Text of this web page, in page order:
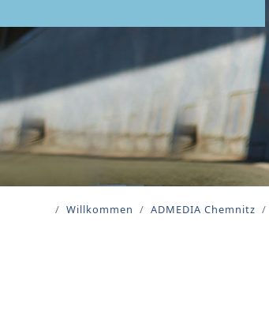
Willkommen ADMEDIA Chemnitz